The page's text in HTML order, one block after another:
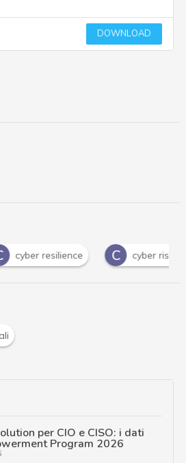
DOWNLOAD
cyber resilience C cyber risk
per CIO e CISO: i dati
Program 2026